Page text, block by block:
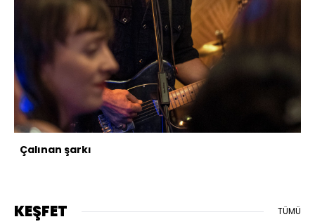
Çalınan şarkı
KEŞFET TÜMÜ